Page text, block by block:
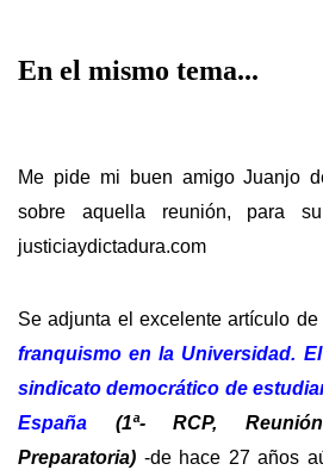
En el mismo tema...
Me pide mi buen amigo Juanjo
sobre aquella reunión, para
justiciaydictadura.com
Se adjunta el excelente artículo
franquismo en la Universidad.
sindicato democrático de
España (1ª- RCP,
Preparatoria) -de hace 27 años